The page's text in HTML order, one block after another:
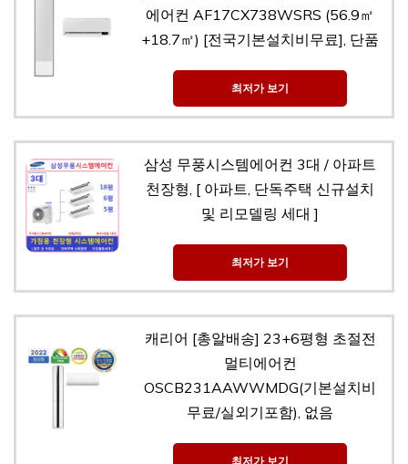
에어컨 AF17CX738WSRS (56.9㎡
+18.7㎡) [전국기본설치비무료], 단품
최저가 보기
삼성 무풍시스템에어컨 3대 / 아파트
천장형, [ 아파트, 단독주택 신규설치
및 리모델링 세대 ]
최저가 보기
캐리어 [총알배송] 23+6평형 초절전
멀티에어컨
OSCB231AAWWMDG(기본설치비
무료/실외기포함), 없음
최저가 보기